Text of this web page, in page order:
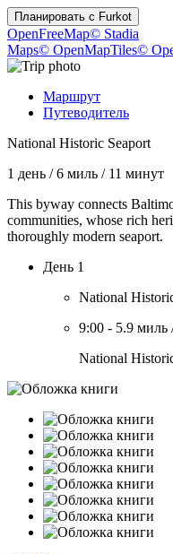
Планировать с Furkot
OpenFreeMap© Stadia
Maps© OpenMapTiles©
Маршрут
Путеводитель
National Historic Seaport
1 день /6 миль / 11 минут
This byway connects
communities, whose rich
thoroughly modern seaport.
День 1
National
9:00 - 5.9 миль
National